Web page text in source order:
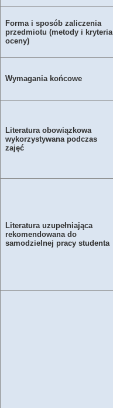
Forma i sposób zaliczenia
przedmiotu (metody i kryteria
oceny)
Wymagania końcowe
Literatura obowiązkowa
wykorzystywana podczas
zajęć
Literatura uzupełniająca
rekomendowana do
samodzielnej pracy studenta